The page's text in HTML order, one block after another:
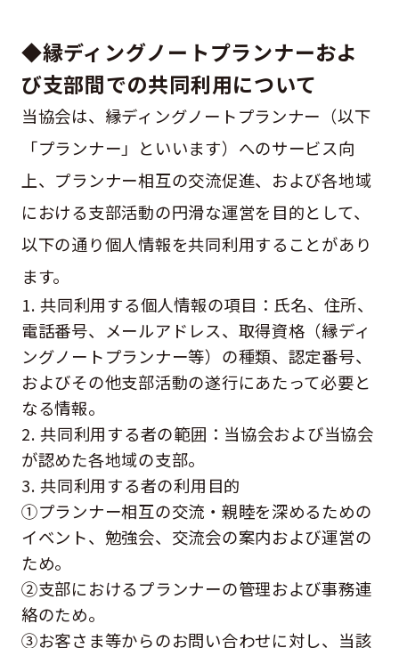
◆縁ディングノートプランナーおよ
び支部間での共同利用について
当協会は、縁ディングノートプランナー（以下
「プランナー」といいます）へのサービス向
上、プランナー相互の交流促進、および各地域
における支部活動の円滑な運営を目的として、
以下の通り個人情報を共同利用することがあり
ます。
1. 共同利用する個人情報の項目：氏名、住所、
電話番号、メールアドレス、取得資格（縁ディ
ングノートプランナー等）の種類、認定番号、
およびその他支部活動の遂行にあたって必要と
なる情報。
2. 共同利用する者の範囲：当協会および当協会
が認めた各地域の支部。
3. 共同利用する者の利用目的
①プランナー相互の交流・親睦を深めるための
イベント、勉強会、交流会の案内および運営の
ため。
②支部におけるプランナーの管理および事務連
絡のため。
③お客さま等からのお問い合わせに対し、当該